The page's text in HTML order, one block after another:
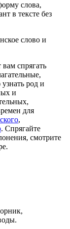
слова,
в тексте без
слово и
вам спрягать
род и
и
для
,
. Спрягайте
смотрите